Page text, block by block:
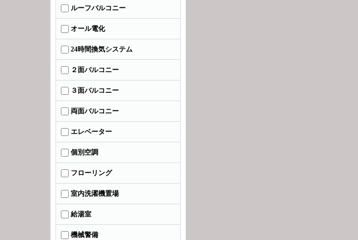
ルーフバルコニー
オール電化
24時間換気システム
２面バルコニー
３面バルコニー
両面バルコニー
エレベーター
個別空調
フローリング
室内洗濯機置場
給湯室
機械警備